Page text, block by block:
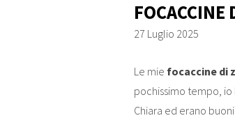
FOCACCINE
27 Luglio 2025
Le mie focaccine di
pochissimo tempo,
Chiara ed erano